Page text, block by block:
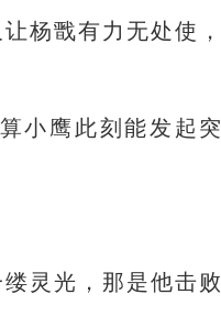
杨戬有力无处使，
小鹰此刻能发起突
灵光，那是他击败